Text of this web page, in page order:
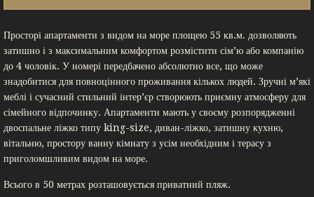
Просторі апартаменти з видом на море площею 55 кв.м. дозволяють
затишно і з максимальним комфортом розмістити сім’ю або компанію
до 4 чоловік. У номері передбачено абсолютно все, що може
знадобитися для повноцінного проживання кількох людей. Зручні м’які
меблі і сучасний стильний інтер’єр створюють приємну атмосферу для
сімейного відпочинку. Апартаменти мають у своєму розпорядженні
двоспальне ліжко типу king-size, диван-ліжко, затишну кухню,
вітальню, простору ванну кімнату з усім необхідним і терасу з
приголомшливим видом на море.
Всього в 50 метрах розташовується приватний пляж.